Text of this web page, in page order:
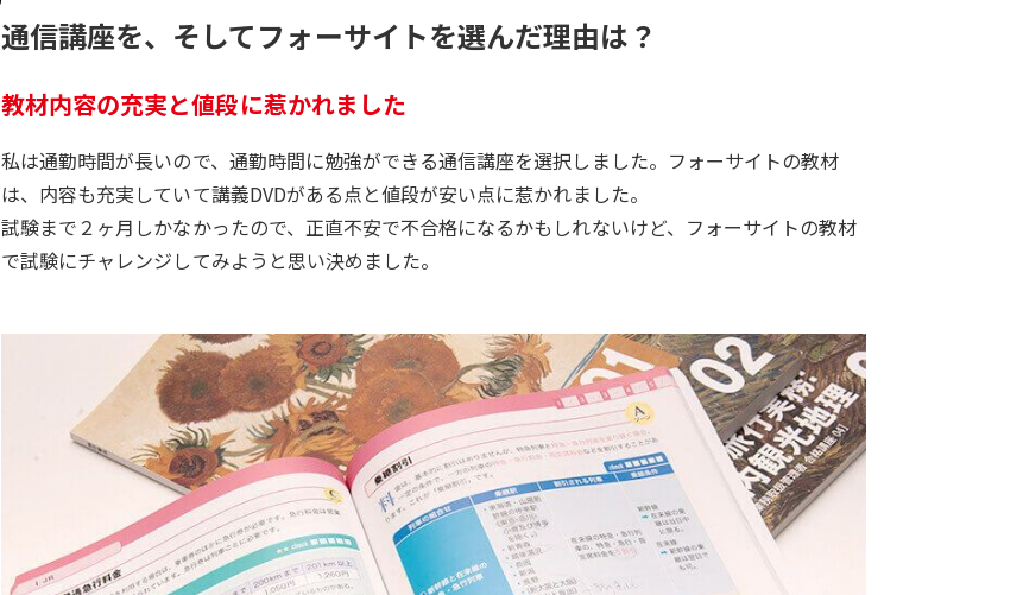
通信講座を、そしてフォーサイトを選んだ理由は？
教材内容の充実と値段に惹かれました
私は通勤時間が長いので、通勤時間に勉強ができる通信講座を選択しました。フォーサイトの教材
は、内容も充実していて講義DVDがある点と値段が安い点に惹かれました。
試験まで２ヶ月しかなかったので、正直不安で不合格になるかもしれないけど、フォーサイトの教材
で試験にチャレンジしてみようと思い決めました。